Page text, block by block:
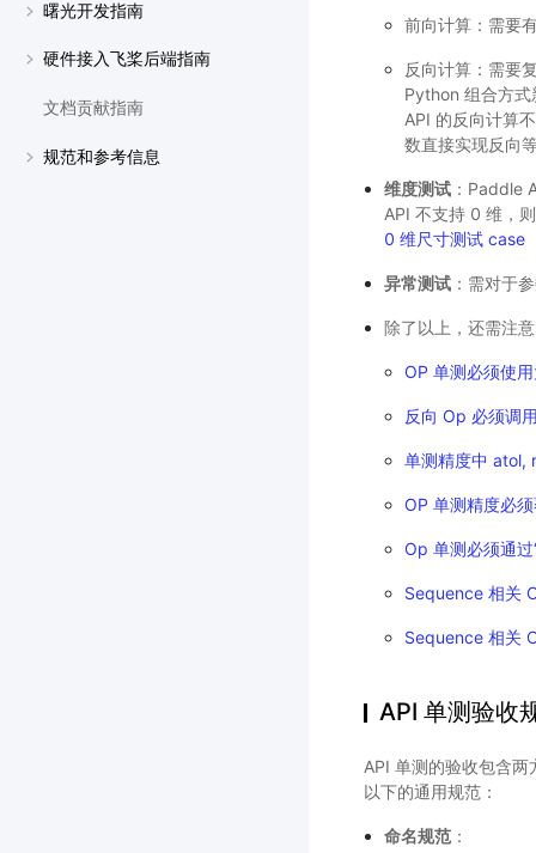
曙光开发指南
硬件接入飞桨后端指南
文档贡献指南
规范和参考信息
前向计算：需要
反向计算：需要
Python 组合方式
API 的反向计算
数直接实现反向
维度测试：Paddle
API 不支持 0 维，
0 维尺寸测试 case
异常测试：需对于
除了以上，还需注
OP 单测必须使
反向 Op 必须调
单测精度中 atol,
OP 单测精度必
Op 单测必须通
Sequence 相关
Sequence 相关
API 单测验收
API 单测的验收包含
以下的通用规范：
命名规范：